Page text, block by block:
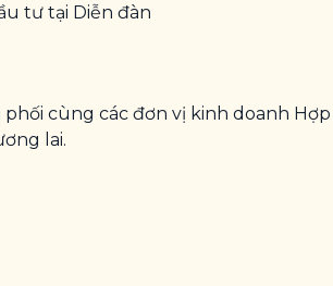
tư tại Diễn đàn
cùng các đơn vị kinh doanh Hợp
lai.